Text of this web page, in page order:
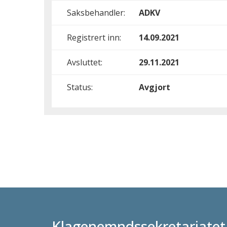
Saksbehandler: ADKV
Registrert inn: 14.09.2021
Avsluttet: 29.11.2021
Status: Avgjort